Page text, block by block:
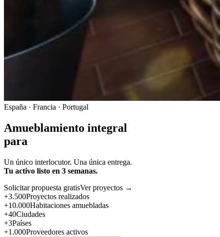
España · Francia · Portugal
Amueblamiento integral
para
Un único interlocutor. Una única entrega.
Tu activo listo en 3 semanas.
Solicitar propuesta gratisVer proyectos →
+3.500Proyectos realizados
+10.000Habitaciones amuebladas
+40Ciudades
+3Países
+1.000Proveedores activos